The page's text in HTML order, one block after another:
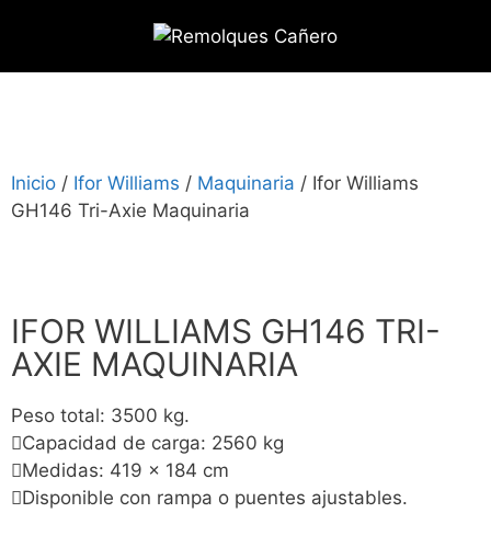
Inicio / Ifor Williams / Maquinaria / Ifor Williams
GH146 Tri-Axie Maquinaria
IFOR WILLIAMS GH146 TRI-
AXIE MAQUINARIA
Peso total: 3500 kg.
Capacidad de carga: 2560 kg
Medidas: 419 x 184 cm
Disponible con rampa o puentes ajustables.